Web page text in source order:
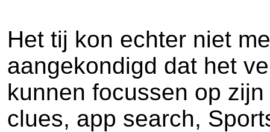
Het tij kon echter niet
aangekondigd dat het
kunnen focussen op
clues, app search,